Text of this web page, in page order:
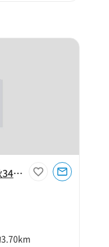
【静岡県焼津市】焼津市野秋340坪工場